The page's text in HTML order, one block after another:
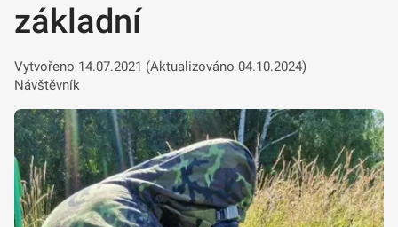
základní
Vytvořeno 14.07.2021 (Aktualizováno 04.10.2024)
Návštěvník